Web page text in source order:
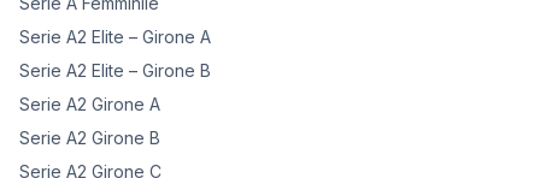
Serie A2 Elite – Girone A
Serie A2 Elite – Girone B
Serie A2 Girone A
Serie A2 Girone B
Serie A2 Girone C